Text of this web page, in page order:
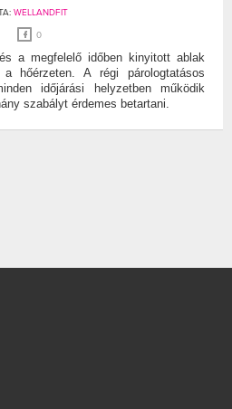
WELLANDFIT
0
a megfelelő időben kinyitott ablak
hőérzeten. A régi párologtatásos
időjárási helyzetben működik
szabályt érdemes betartani.